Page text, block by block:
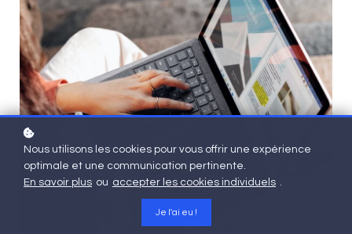
Nous utilisons les cookies pour vous offrir une expérience
optimale et une communication pertinente.
En savoir plus ou accepter les cookies individuels .
Je l'ai eu !